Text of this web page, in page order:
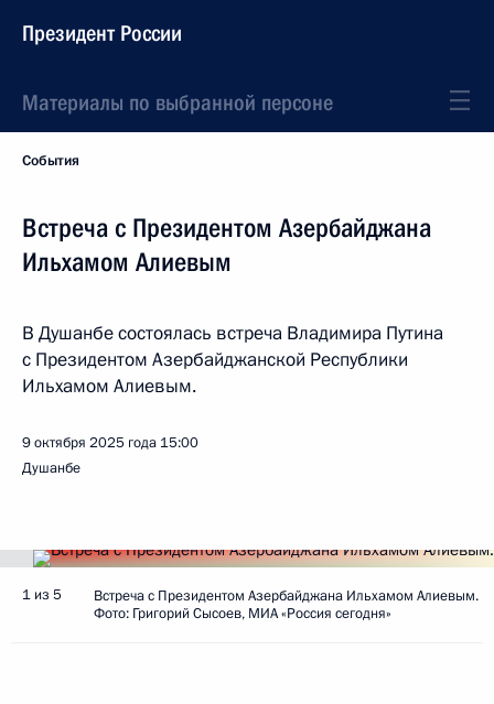
Президент России
Материалы по выбранной персоне
События
Встреча с Президентом Азербайджана
Ильхамом Алиевым
В Душанбе состоялась встреча Владимира Путина
с Президентом Азербайджанской Республики
Ильхамом Алиевым.
9 октября 2025 года 15:00
Душанбе
1 из 5
Встреча с Президентом Азербайджана Ильхамом Алиевым.
Фото: Григорий Сысоев, МИА «Россия сегодня»